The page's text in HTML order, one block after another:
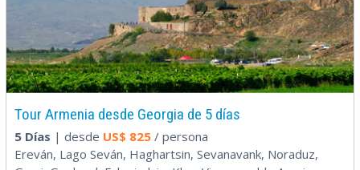
Tour Armenia desde Georgia de 5 días
5 Días | desde US$ 825 / persona
Ereván, Lago Seván, Haghartsin, Sevanavank, Noraduz,